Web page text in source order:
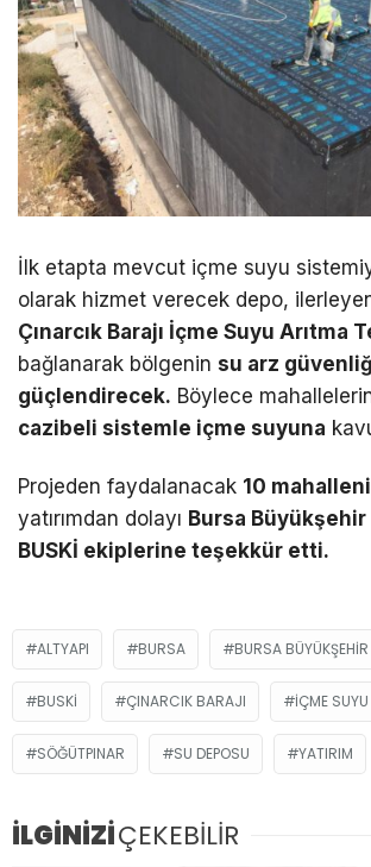
İlk etapta mevcut içme suyu
olarak hizmet verecek depo,
Çınarcık Barajı İçme Suyu Arıtma
bağlanarak bölgenin su arz
güçlendirecek. Böylece
cazibeli sistemle içme suyuna
Projeden faydalanacak 10
yatırımdan dolayı Bursa
BUSKİ ekiplerine teşekkür etti.
ALTYAPI BURSA BURSA BÜYÜKŞEHIR
BUSKİ ÇINARCIK BARAJI İÇME SUYU
SÖĞÜTPINAR SU DEPOSU YATIRIM
İLGİNİZİÇEKEBİLİR